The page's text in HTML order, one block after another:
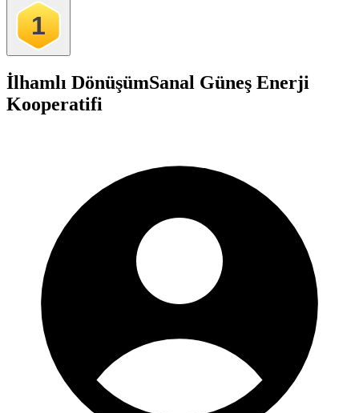
1
İlhamlı DönüşümSanal Güneş Enerji
Kooperatifi